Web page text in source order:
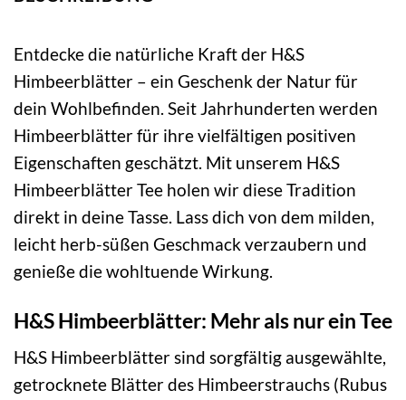
Entdecke die natürliche Kraft der H&S
Himbeerblätter – ein Geschenk der Natur für
dein Wohlbefinden. Seit Jahrhunderten werden
Himbeerblätter für ihre vielfältigen positiven
Eigenschaften geschätzt. Mit unserem H&S
Himbeerblätter Tee holen wir diese Tradition
direkt in deine Tasse. Lass dich von dem milden,
leicht herb-süßen Geschmack verzaubern und
genieße die wohltuende Wirkung.
H&S Himbeerblätter: Mehr als nur ein Tee
H&S Himbeerblätter sind sorgfältig ausgewählte,
getrocknete Blätter des Himbeerstrauchs (Rubus